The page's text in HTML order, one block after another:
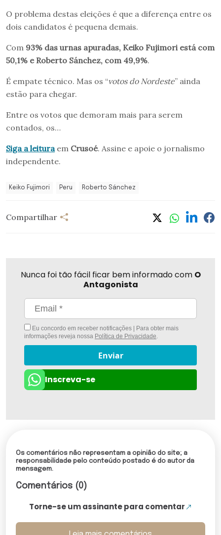
O problema destas eleições é que a diferença entre os
dois candidatos é pequena demais.
Com 93% das urnas apuradas, Keiko Fujimori está com
50,1% e Roberto Sánchez, com 49,9%.
É empate técnico. Mas os “votos do Nordeste” ainda
estão para chegar.
Entre os votos que demoram mais para serem
contados, os…
Siga a leituraem Crusoé. Assine e apoie o jornalismo
independente.
Keiko Fujimori Peru Roberto Sánchez
Compartilhar
Nunca foi tão fácil ficar bem informado com O
Antagonista
Eu concordo em receber notificações | Para obter mais
informações reveja nossa Política de Privacidade.
Enviar
Inscreva-se
Os comentários não representam a opinião do site; a
responsabilidade pelo conteúdo postado é do autor da
mensagem.
Comentários (0)
Torne-se um assinante para comentar